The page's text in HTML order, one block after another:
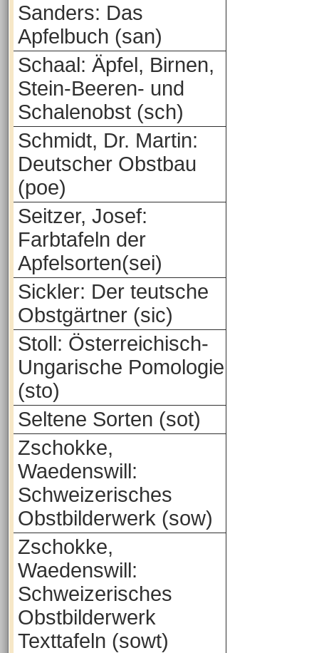
Sanders: Das
Apfelbuch (san)
Schaal: Äpfel, Birnen,
Stein-Beeren- und
Schalenobst (sch)
Schmidt, Dr. Martin:
Deutscher Obstbau
(poe)
Seitzer, Josef:
Farbtafeln der
Apfelsorten(sei)
Sickler: Der teutsche
Obstgärtner (sic)
Stoll: Österreichisch-
Ungarische Pomologie
(sto)
Seltene Sorten (sot)
Zschokke,
Waedenswill:
Schweizerisches
Obstbilderwerk (sow)
Zschokke,
Waedenswill:
Schweizerisches
Obstbilderwerk
Texttafeln (sowt)